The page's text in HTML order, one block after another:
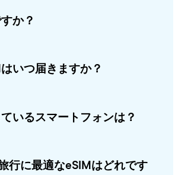
か？
いつ届きますか？
いるスマートフォンは？
行に最適なeSIMはどれです